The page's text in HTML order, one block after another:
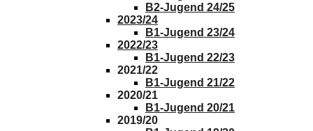
B2-Jugend 24/25
2023/24
B1-Jugend 23/24
2022/23
B1-Jugend 22/23
2021/22
B1-Jugend 21/22
2020/21
B1-Jugend 20/21
2019/20